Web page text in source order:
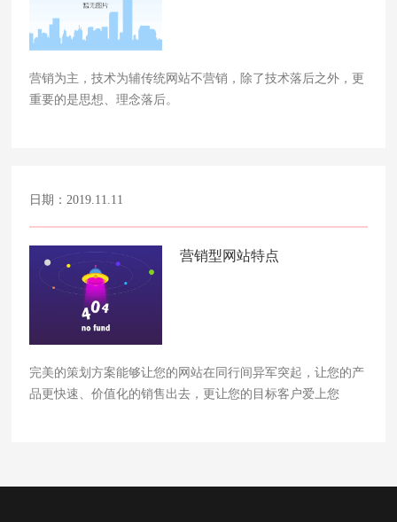
营销为主，技术为辅传统网站不营销，除了技术落后之外，更
重要的是思想、理念落后。
日期：2019.11.11
营销型网站特点
完美的策划方案能够让您的网站在同行间异军突起，让您的产
品更快速、价值化的销售出去，更让您的目标客户爱上您